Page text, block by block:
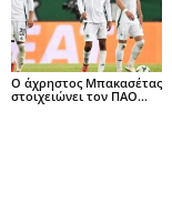
Ο άχρηστος Μπακασέτας
στοιχειώνει τον ΠΑΟ…